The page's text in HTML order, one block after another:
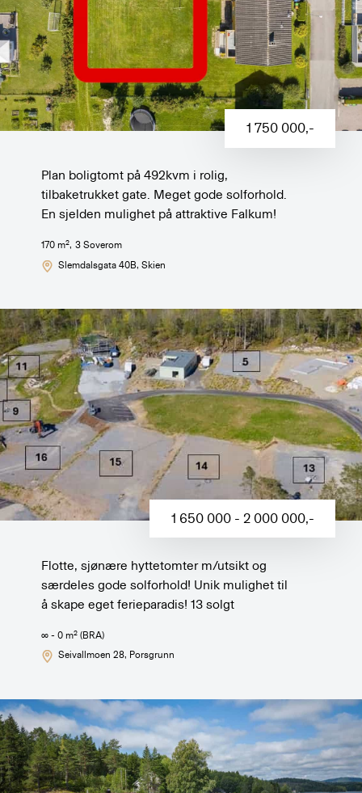
1 750 000,-
Plan boligtomt på 492kvm i rolig,
tilbaketrukket gate. Meget gode solforhold.
En sjelden mulighet på attraktive Falkum!
170 m2, 3Soverom
Slemdalsgata 40B, Skien
1 650 000 - 2 000 000,-
Flotte, sjønære hyttetomter m/utsikt og
særdeles gode solforhold! Unik mulighet til
å skape eget ferieparadis! 13 solgt
∞ - 0 m2 (BRA)
Seivallmoen 28, Porsgrunn